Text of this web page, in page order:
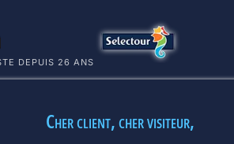
DEPUIS 26 ANS
Cher client, cher visiteur,